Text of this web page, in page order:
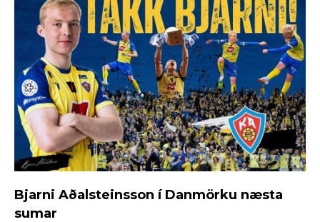
Bjarni Aðalsteinsson í Danmörku næsta
sumar